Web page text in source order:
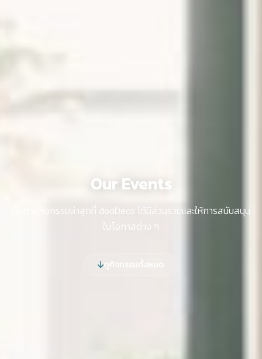
Our Events
ติดตามกิจกรรมล่าสุดที่ dooDeco ได้มีส่วนร่วมและให้การสนับสนุน
ในโอกาสต่าง ๆ
ดูกิจกรรมทั้งหมด